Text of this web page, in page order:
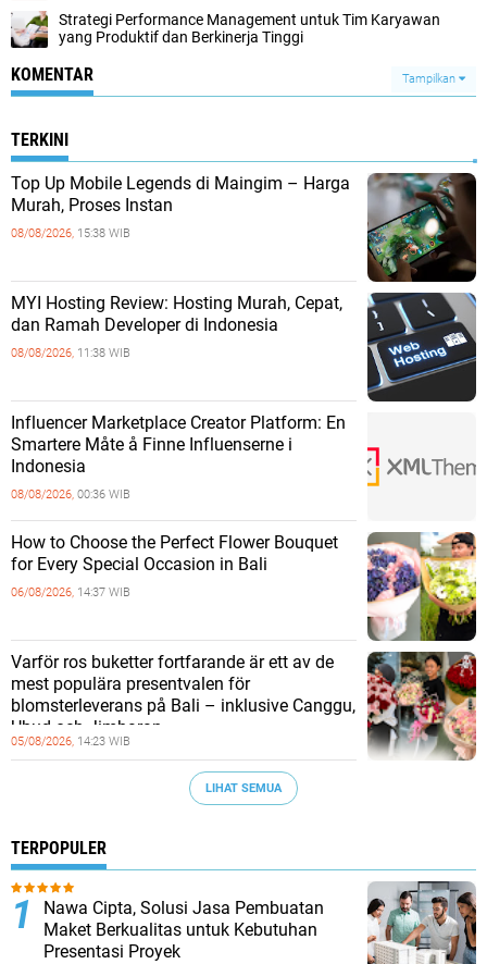
Strategi Performance Management untuk Tim Karyawan
yang Produktif dan Berkinerja Tinggi
KOMENTAR Tampilkan
TERKINI
Top Up Mobile Legends di Maingim – Harga
Murah, Proses Instan
08/08/2026, 15:38 WIB
MYI Hosting Review: Hosting Murah, Cepat,
dan Ramah Developer di Indonesia
08/08/2026, 11:38 WIB
Influencer Marketplace Creator Platform: En
Smartere Måte å Finne Influenserne i
Indonesia
08/08/2026, 00:36 WIB
How to Choose the Perfect Flower Bouquet
for Every Special Occasion in Bali
06/08/2026, 14:37 WIB
Varför ros buketter fortfarande är ett av de
mest populära presentvalen för
blomsterleverans på Bali – inklusive Canggu,
Ubud och Jimbaran
05/08/2026, 14:23 WIB
LIHAT SEMUA
TERPOPULER
Nawa Cipta, Solusi Jasa Pembuatan
Maket Berkualitas untuk Kebutuhan
Presentasi Proyek